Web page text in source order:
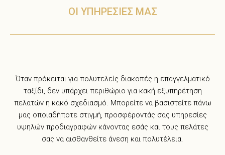
ΟΙ ΥΠΗΡΕΣΙΕΣ ΜΑΣ
Όταν πρόκειται για πολυτελείς διακοπές η επαγγελματικό
ταξίδι, δεν υπάρχει περιθώριο για κακή εξυπηρέτηση
πελατών η κακό σχεδιασμό. Μπορείτε να βασιστείτε πάνω
μας οποιαδήποτε στιγμή, προσφέροντάς σας υπηρεσίες
υψηλών προδιαγραφών κάνοντας εσάς και τους πελάτες
σας να αισθανθείτε άνεση και πολυτέλεια.